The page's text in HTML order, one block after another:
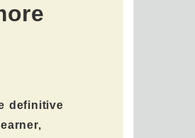
definitive